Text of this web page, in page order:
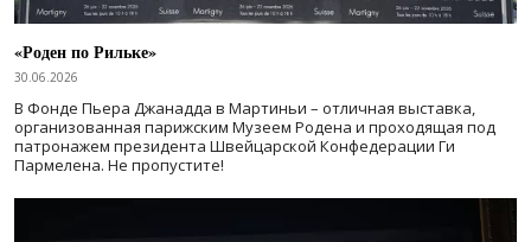
«Роден по Рильке»
30.06.2026
В Фонде Пьера Джанадда в Мартиньи – отличная выставка,
организованная парижским Музеем Родена и проходящая под
патронажем президента Швейцарской Конфедерации Ги
Пармелена. Не пропустите!